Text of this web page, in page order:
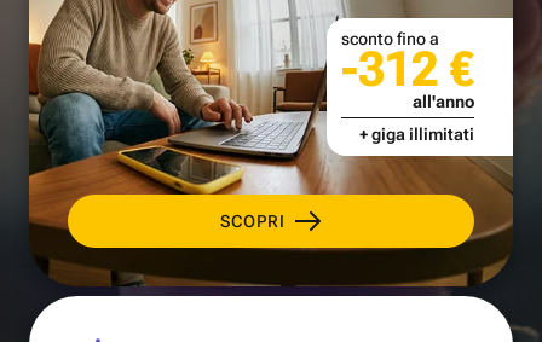
SCOPRI
sconto fino a
-312 €
all'anno
+ giga illimitati